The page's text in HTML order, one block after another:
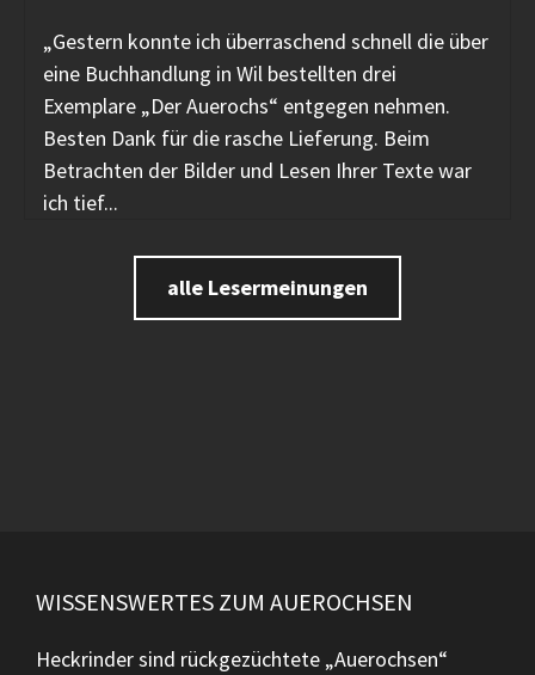
„Gestern konnte ich überraschend schnell die über
eine Buchhandlung in Wil bestellten drei
Exemplare „Der Auerochs“ entgegen nehmen.
Besten Dank für die rasche Lieferung. Beim
Betrachten der Bilder und Lesen Ihrer Texte war
ich tief...
alle Lesermeinungen
WISSENSWERTES ZUM AUEROCHSEN
Heckrinder sind rückgezüchtete „Auerochsen“